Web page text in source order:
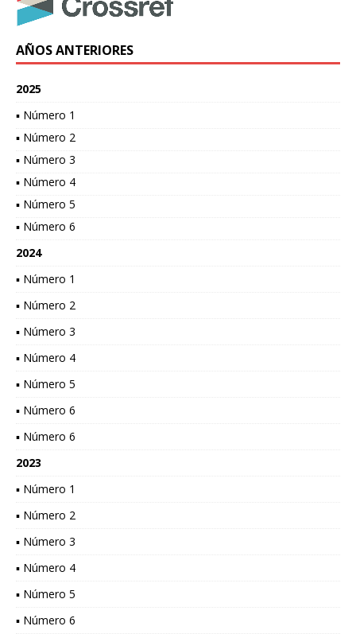
AÑOS ANTERIORES
2025
▪ Número 1
▪ Número 2
▪ Número 3
▪ Número 4
▪ Número 5
▪ Número 6
2024
▪ Número 1
▪ Número 2
▪ Número 3
▪ Número 4
▪ Número 5
▪ Número 6
▪ Número 6
2023
▪ Número 1
▪ Número 2
▪ Número 3
▪ Número 4
▪ Número 5
▪ Número 6